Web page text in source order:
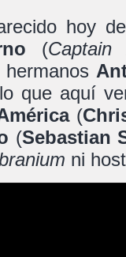
hoy
(
que aquí
(
(Sebastian
ni